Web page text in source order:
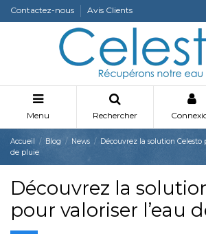
Contactez-nous Avis Clients
Menu Rechercher
Accueil Blog News
Découvrez la solution Celesto
de pluie
Découvrez la
pour valoriser l’eau